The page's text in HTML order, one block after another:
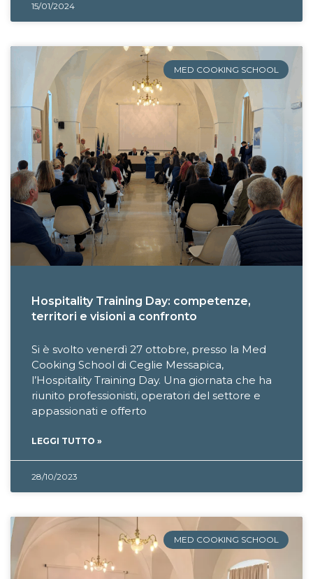
15/01/2024
MED COOKING SCHOOL
Hospitality Training Day: competenze,
territori e visioni a confronto
Si è svolto venerdì 27 ottobre, presso la Med
Cooking School di Ceglie Messapica,
l’Hospitality Training Day. Una giornata che ha
riunito professionisti, operatori del settore e
appassionati e offerto
LEGGI TUTTO »
28/10/2023
MED COOKING SCHOOL